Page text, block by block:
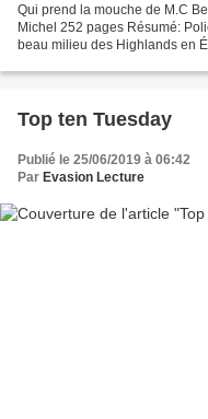
Qui prend la mouche de M.C
Michel 252 pages Résumé:
beau milieu des Highlands en
Top ten Tuesday
Publié le 25/06/2019 à 06:42
Par Evasion Lecture